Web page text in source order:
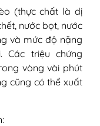
(thực chất là dị
nước bọt, nước
và mức độ nặng
Các triệu chứng
vòng vài phút
cũng có thể xuất